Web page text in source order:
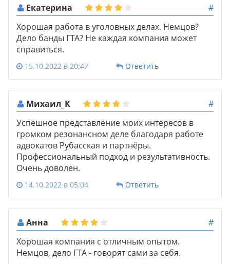
Екатерина
#
Хорошая работа в уголовных делах. Немцов?
Дело банды ГТА? Не каждая компания может
справиться.
15.10.2022 в 20:47 Ответить
Михаил_К
#
Успешное представление моих интересов в
громком резонансном деле благодаря работе
адвокатов Рубасская и партнёры.
Профессиональный подход и результативность.
Очень доволен.
14.10.2022 в 05:04 Ответить
Анна
#
Хорошая компания с отличным опытом.
Немцов, дело ГТА - говорят сами за себя.